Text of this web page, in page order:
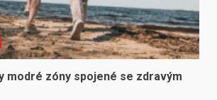
modré zóny spojené se zdravým